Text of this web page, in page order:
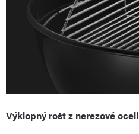
Výklopný rošt z nerezové oceli